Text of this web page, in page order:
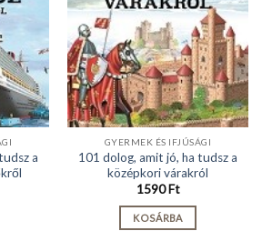
a
GYERMEK ÉS IFJÚSÁGI
101 dolog, amit jó, ha tudsz a
középkori várakról
1590Ft
KOSÁRBA